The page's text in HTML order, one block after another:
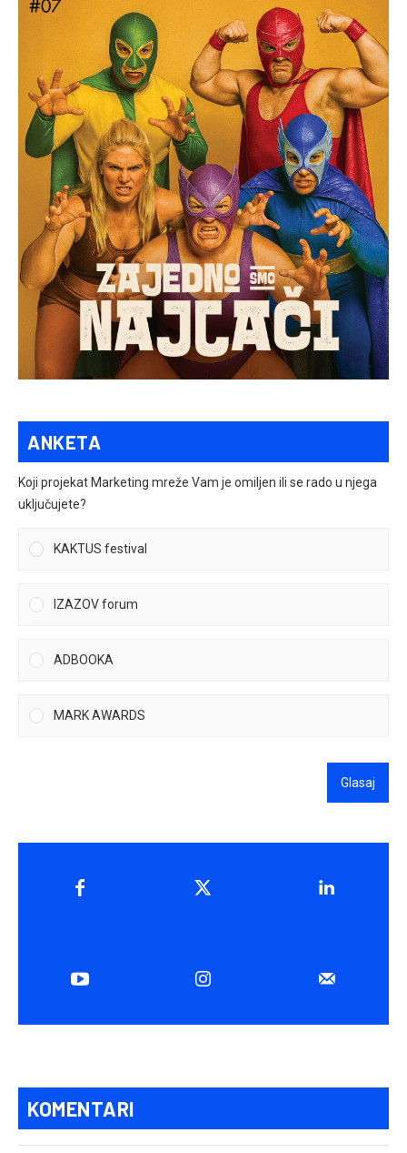
ANKETA
Koji projekat Marketing mreže Vam je omiljen ili se rado u njega
uključujete?
KAKTUS festival
IZAZOV forum
ADBOOKA
MARK AWARDS
Glasaj
KOMENTARI